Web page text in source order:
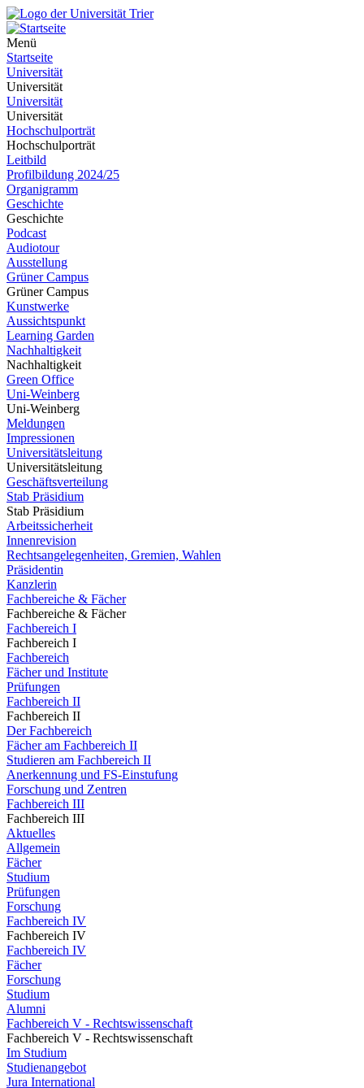
Menü
Startseite
Universität
Universität
Universität
Universität
Hochschulporträt
Hochschulporträt
Leitbild
Profilbildung 2024/25
Organigramm
Geschichte
Geschichte
Podcast
Audiotour
Ausstellung
Grüner Campus
Grüner Campus
Kunstwerke
Aussichtspunkt
Learning Garden
Nachhaltigkeit
Nachhaltigkeit
Green Office
Uni-Weinberg
Uni-Weinberg
Meldungen
Impressionen
Universitätsleitung
Universitätsleitung
Geschäftsverteilung
Stab Präsidium
Stab Präsidium
Arbeitssicherheit
Innenrevision
Rechtsangelegenheiten, Gremien, Wahlen
Präsidentin
Kanzlerin
Fachbereiche & Fächer
Fachbereiche & Fächer
Fachbereich I
Fachbereich I
Fachbereich
Fächer und Institute
Prüfungen
Fachbereich II
Fachbereich II
Der Fachbereich
Fächer am Fachbereich II
Studieren am Fachbereich II
Anerkennung und FS-Einstufung
Forschung und Zentren
Fachbereich III
Fachbereich III
Aktuelles
Allgemein
Fächer
Studium
Prüfungen
Forschung
Fachbereich IV
Fachbereich IV
Fachbereich IV
Fächer
Forschung
Studium
Alumni
Fachbereich V - Rechtswissenschaft
Fachbereich V - Rechtswissenschaft
Im Studium
Studienangebot
Jura International